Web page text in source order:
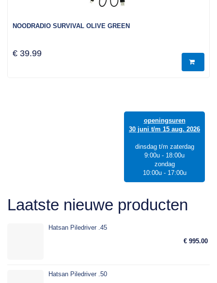
NOODRADIO SURVIVAL OLIVE GREEN
€ 39.99
openingsuren
30 juni t/m 15 aug. 2026
dinsdag t/m zaterdag
9:00u - 18:00u
zondag
10:00u - 17:00u
Laatste nieuwe producten
Hatsan Piledriver .45
€ 995.00
Hatsan Piledriver .50